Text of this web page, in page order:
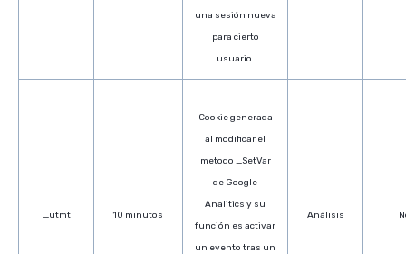
una sesión nueva
para cierto
usuario.
_utmt 10 minutos
Cookie generada
al modificar el
metodo _SetVar
de Google
Analitics y su
función es activar
un evento tras un
Análisis